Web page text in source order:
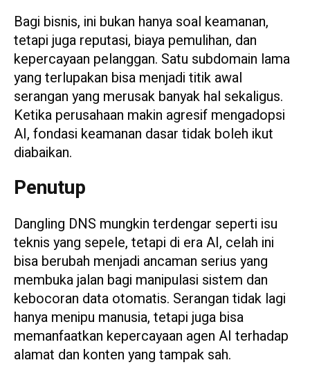
Bagi bisnis, ini bukan hanya soal keamanan,
tetapi juga reputasi, biaya pemulihan, dan
kepercayaan pelanggan. Satu subdomain lama
yang terlupakan bisa menjadi titik awal
serangan yang merusak banyak hal sekaligus.
Ketika perusahaan makin agresif mengadopsi
AI, fondasi keamanan dasar tidak boleh ikut
diabaikan.
Penutup
Dangling DNS mungkin terdengar seperti isu
teknis yang sepele, tetapi di era AI, celah ini
bisa berubah menjadi ancaman serius yang
membuka jalan bagi manipulasi sistem dan
kebocoran data otomatis. Serangan tidak lagi
hanya menipu manusia, tetapi juga bisa
memanfaatkan kepercayaan agen AI terhadap
alamat dan konten yang tampak sah.